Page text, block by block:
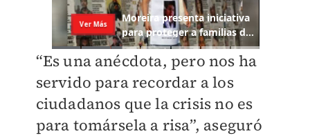
“Es una anécdota, pero nos ha
servido para recordar a los
ciudadanos que la crisis no es
para tomársela a risa”, aseguró